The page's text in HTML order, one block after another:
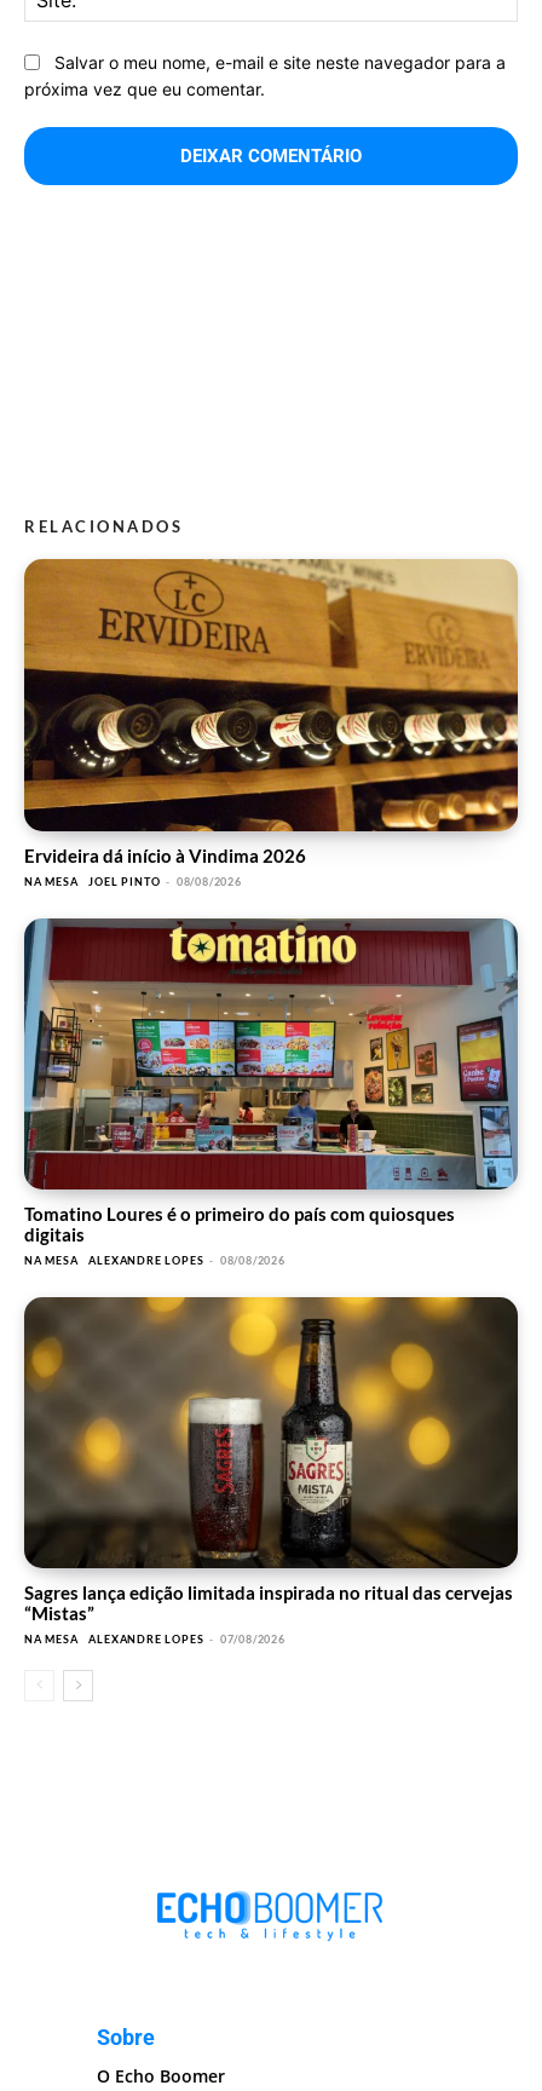
Salvar o meu nome, e-mail e site neste navegador para a
próxima vez que eu comentar.
RELACIONADOS
Ervideira dá início à Vindima 2026
NA MESA JOEL PINTO - 08/08/2026
Tomatino Loures é o primeiro do país com quiosques
digitais
NA MESA ALEXANDRE LOPES - 08/08/2026
Sagres lança edição limitada inspirada no ritual das cervejas
“Mistas”
NA MESA ALEXANDRE LOPES - 07/08/2026
Sobre
O Echo Boomer